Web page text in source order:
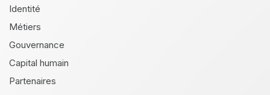
Identité
Métiers
Gouvernance
Capital humain
Partenaires